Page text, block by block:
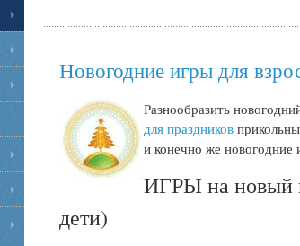
Новогодние игры для
Разнообразить
для праздников
и конечно же новогодние
ИГРЫ на новый
дети)